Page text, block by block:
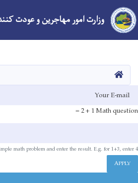
content
وزارت امور مهاجرین و عودت
HOME
E-mail
Math question
1 + 2 =
math problem and enter the result. E.g. for 1+3, enter 4.
APPLY